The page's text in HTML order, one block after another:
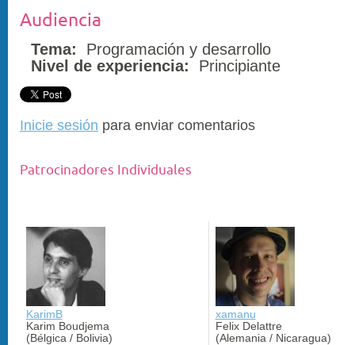
Audiencia
Tema:
Programación y desarrollo
Nivel de experiencia:
Principiante
Inicie sesión para enviar comentarios
Patrocinadores Individuales
KarimB
Karim Boudjema
(Bélgica / Bolivia)
xamanu
Felix Delattre
(Alemania / Nicaragua)